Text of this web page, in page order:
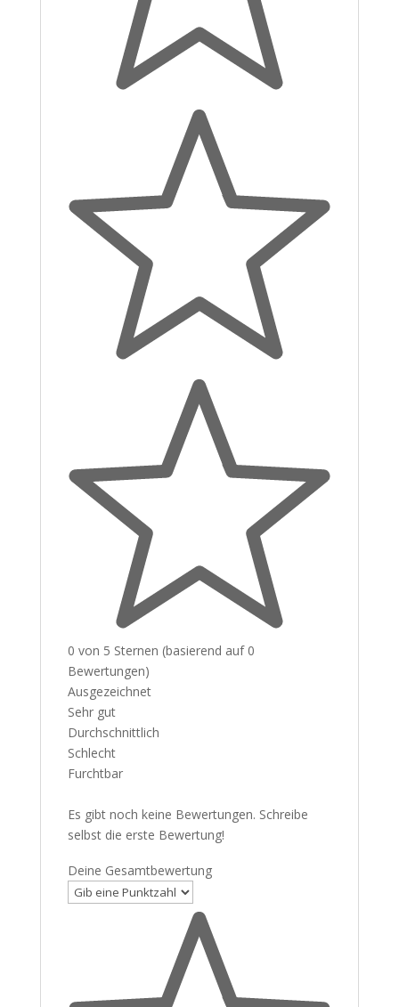
0 von 5 Sternen (basierend auf 0
Bewertungen)
Ausgezeichnet
Sehr gut
Durchschnittlich
Schlecht
Furchtbar
Es gibt noch keine Bewertungen. Schreibe
selbst die erste Bewertung!
Deine Gesamtbewertung